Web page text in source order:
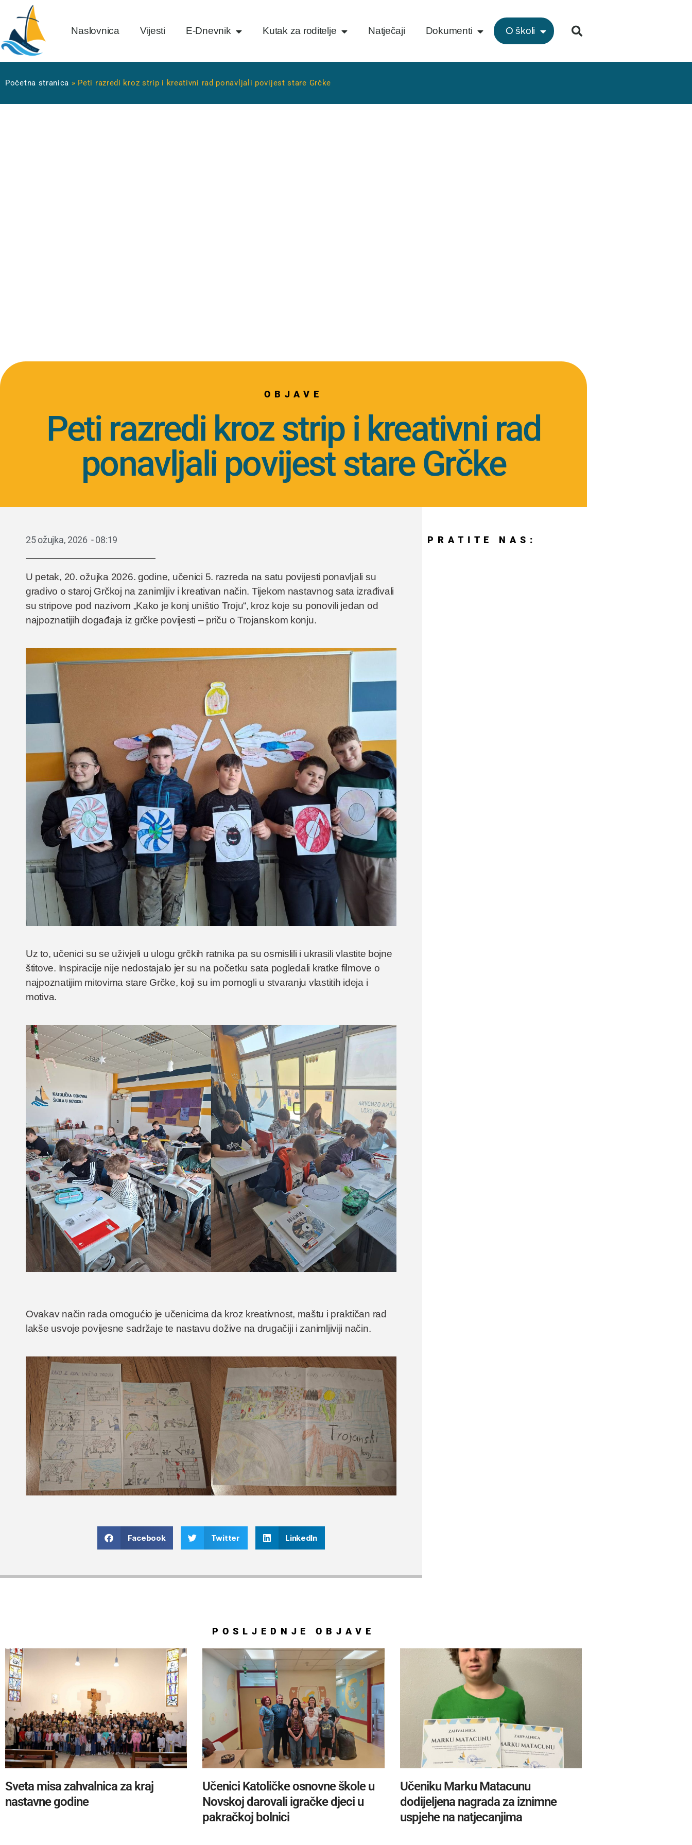
Naslovnica Vijesti E-Dnevnik Kutak za roditelje Natječaji Dokumenti O školi
Početna stranica » Peti razredi kroz strip i kreativni rad ponavljali povijest stare Grčke
OBJAVE
Peti razredi kroz strip i kreativni rad
ponavljali povijest stare Grčke
25 ožujka, 2026 -08:19
U petak, 20. ožujka 2026. godine, učenici 5. razreda na satu povijesti ponavljali su
gradivo o staroj Grčkoj na zanimljiv i kreativan način. Tijekom nastavnog sata izrađivali
su stripove pod nazivom „Kako je konj uništio Troju“, kroz koje su ponovili jedan od
najpoznatijih događaja iz grčke povijesti – priču o Trojanskom konju.
Uz to, učenici su se uživjeli u ulogu grčkih ratnika pa su osmislili i ukrasili vlastite bojne
štitove. Inspiracije nije nedostajalo jer su na početku sata pogledali kratke filmove o
najpoznatijim mitovima stare Grčke, koji su im pomogli u stvaranju vlastitih ideja i
motiva.
Ovakav način rada omogućio je učenicima da kroz kreativnost, maštu i praktičan rad
lakše usvoje povijesne sadržaje te nastavu dožive na drugačiji i zanimljiviji način.
Facebook Twitter LinkedIn
PRATITE NAS:
POSLJEDNJE OBJAVE
Sveta misa zahvalnica za kraj
nastavne godine
Učenici Katoličke osnovne škole u
Novskoj darovali igračke djeci u
pakračkoj bolnici
Učeniku Marku Matacunu
dodijeljena nagrada za iznimne
uspjehe na natjecanjima